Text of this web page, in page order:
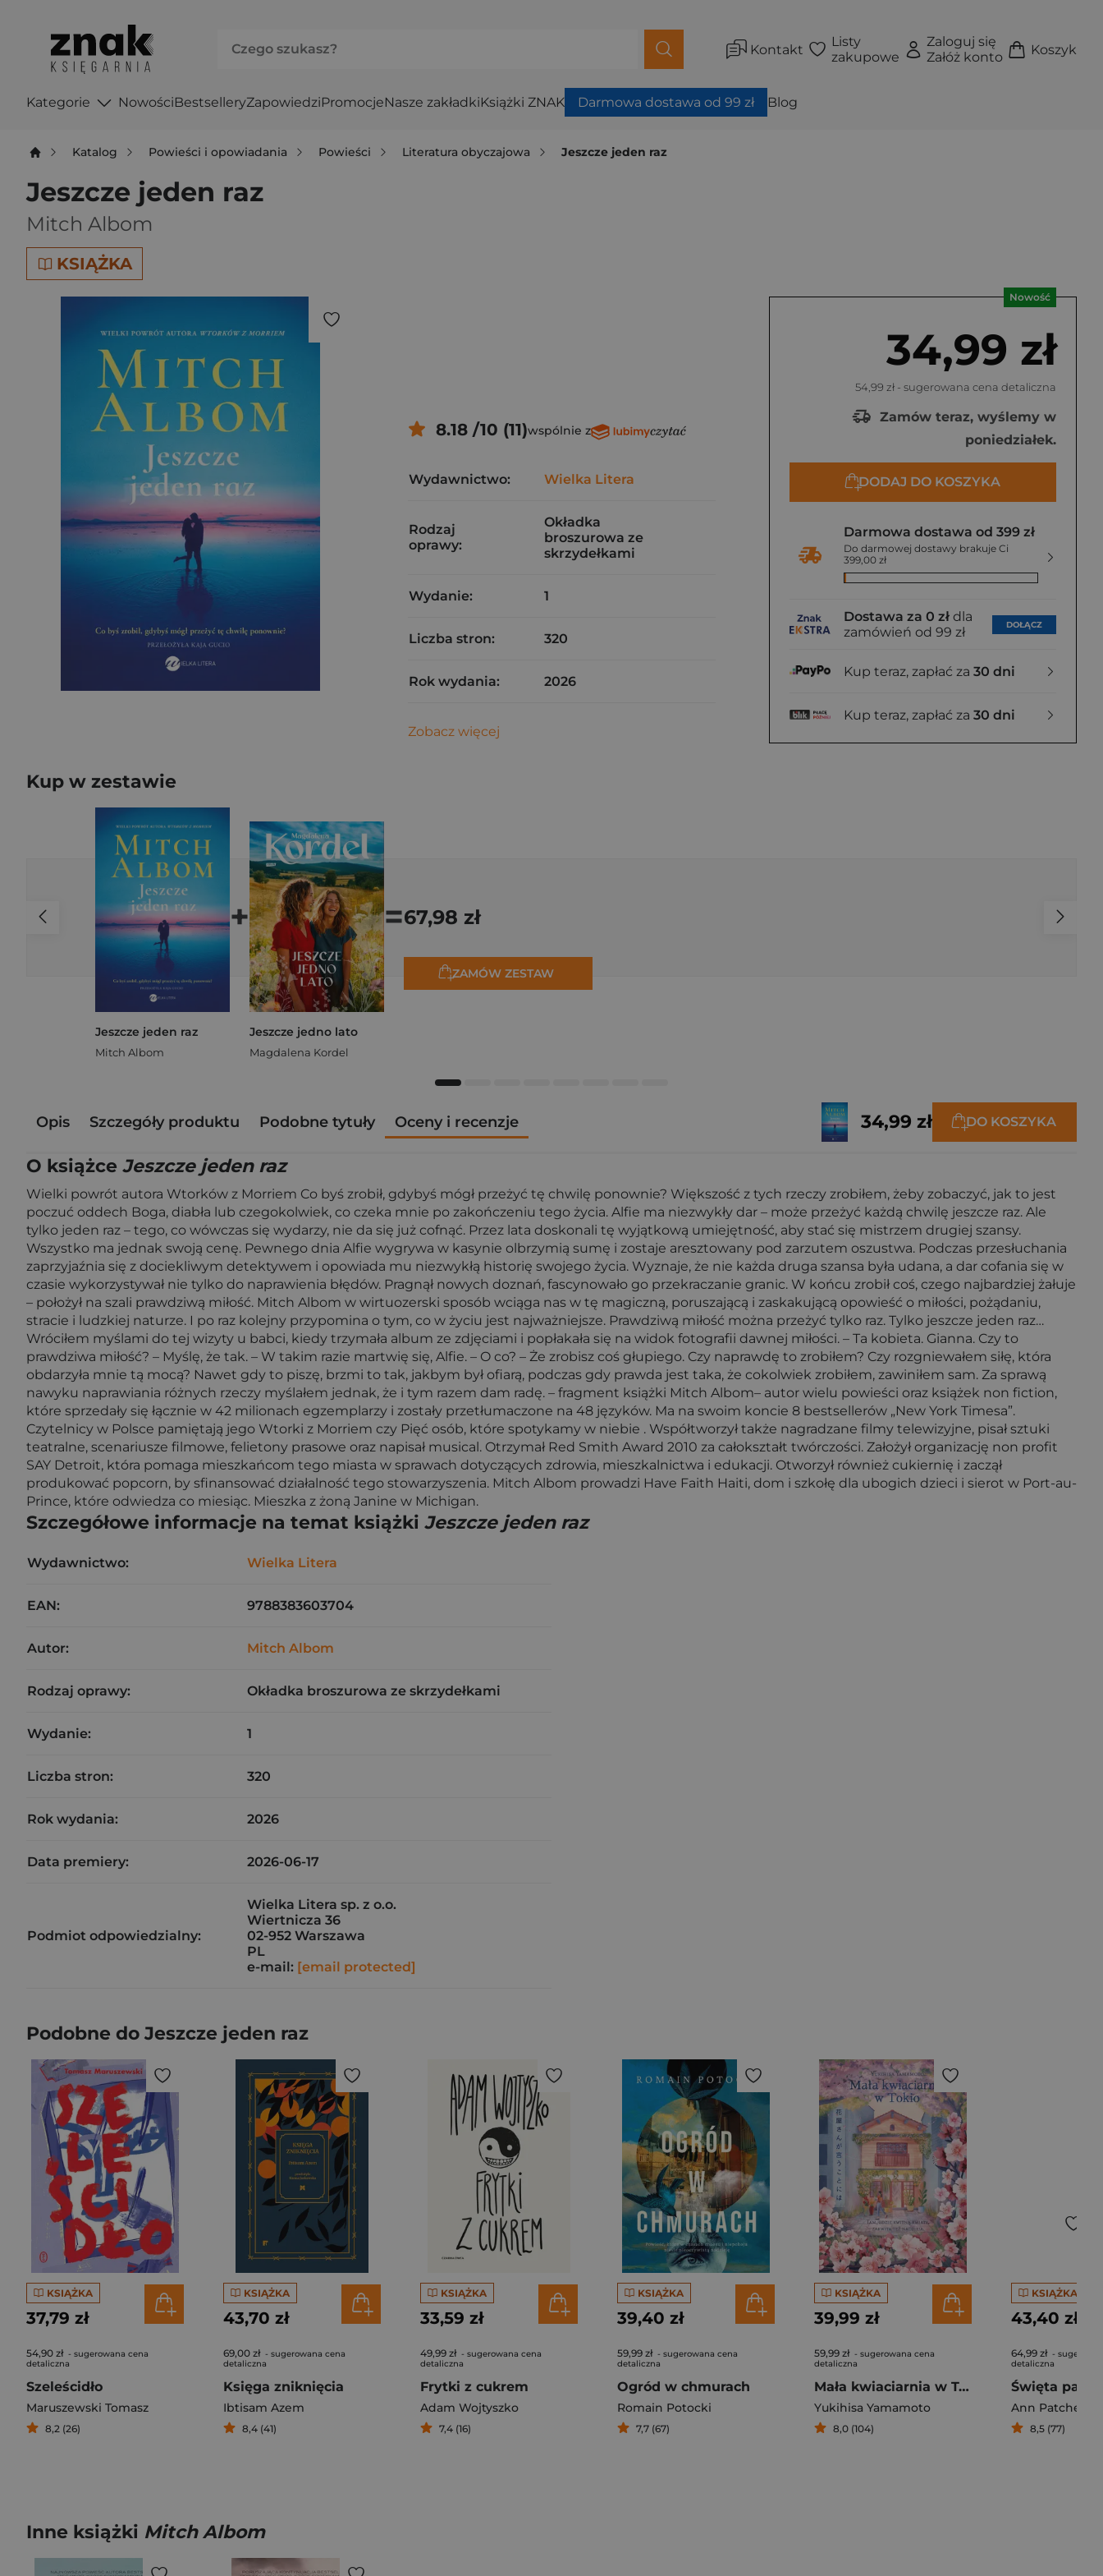
Kontakt
Listy
zakupowe
Zaloguj się
Załóż konto
Koszyk
Kategorie NowościBestselleryZapowiedziPromocjeNasze zakładkiKsiążki ZNAK Darmowa dostawa od 99 zł Blog
Katalog Powieści i opowiadania Powieści Literatura obyczajowa Jeszcze jeden raz
Jeszcze jeden raz
Mitch Albom
KSIĄŻKA
Nowość
34,99 zł
54,99 zł - sugerowana cena detaliczna
Zamów teraz, wyślemy w
poniedziałek.
DODAJ DO KOSZYKA
Darmowa dostawa od 399 zł
Do darmowej dostawy brakuje Ci
399,00 zł
Dostawa za 0 zł dla
zamówień od 99 zł
DOŁĄCZ
Kup teraz, zapłać za 30 dni
Kup teraz, zapłać za 30 dni
8.18 /10 (11)wspólnie z
Wydawnictwo: Wielka Litera
Rodzaj
oprawy:
Okładka
broszurowa ze
skrzydełkami
Wydanie: 1
Liczba stron: 320
Rok wydania: 2026
Zobacz więcej
Kup w zestawie
Jeszcze jeden raz
Mitch Albom
+
Jeszcze jedno lato
Magdalena Kordel
=67,98 zł
ZAMÓW ZESTAW
Opis Szczegóły produktu Podobne tytuły Oceny i recenzje 34,99 zł DO KOSZYKA
O książce Jeszcze jeden raz
Wielki powrót autora Wtorków z Morriem Co byś zrobił, gdybyś mógł przeżyć tę chwilę ponownie? Większość z tych rzeczy zrobiłem, żeby zobaczyć, jak to jest
poczuć oddech Boga, diabła lub czegokolwiek, co czeka mnie po zakończeniu tego życia. Alfie ma niezwykły dar – może przeżyć każdą chwilę jeszcze raz. Ale
tylko jeden raz – tego, co wówczas się wydarzy, nie da się już cofnąć. Przez lata doskonali tę wyjątkową umiejętność, aby stać się mistrzem drugiej szansy.
Wszystko ma jednak swoją cenę. Pewnego dnia Alfie wygrywa w kasynie olbrzymią sumę i zostaje aresztowany pod zarzutem oszustwa. Podczas przesłuchania
zaprzyjaźnia się z dociekliwym detektywem i opowiada mu niezwykłą historię swojego życia. Wyznaje, że nie każda druga szansa była udana, a dar cofania się w
czasie wykorzystywał nie tylko do naprawienia błędów. Pragnął nowych doznań, fascynowało go przekraczanie granic. W końcu zrobił coś, czego najbardziej żałuje
– położył na szali prawdziwą miłość. Mitch Albom w wirtuozerski sposób wciąga nas w tę magiczną, poruszającą i zaskakującą opowieść o miłości, pożądaniu,
stracie i ludzkiej naturze. I po raz kolejny przypomina o tym, co w życiu jest najważniejsze. Prawdziwą miłość można przeżyć tylko raz. Tylko jeszcze jeden raz…
Wróciłem myślami do tej wizyty u babci, kiedy trzymała album ze zdjęciami i popłakała się na widok fotografii dawnej miłości. – Ta kobieta. Gianna. Czy to
prawdziwa miłość? – Myślę, że tak. – W takim razie martwię się, Alfie. – O co? – Że zrobisz coś głupiego. Czy naprawdę to zrobiłem? Czy rozgniewałem siłę, która
obdarzyła mnie tą mocą? Nawet gdy to piszę, brzmi to tak, jakbym był ofiarą, podczas gdy prawda jest taka, że cokolwiek zrobiłem, zawiniłem sam. Za sprawą
nawyku naprawiania różnych rzeczy myślałem jednak, że i tym razem dam radę. – fragment książki Mitch Albom– autor wielu powieści oraz książek non fiction,
które sprzedały się łącznie w 42 milionach egzemplarzy i zostały przetłumaczone na 48 języków. Ma na swoim koncie 8 bestsellerów „New York Timesa”.
Czytelnicy w Polsce pamiętają jego Wtorki z Morriem czy Pięć osób, które spotykamy w niebie . Współtworzył także nagradzane filmy telewizyjne, pisał sztuki
teatralne, scenariusze filmowe, felietony prasowe oraz napisał musical. Otrzymał Red Smith Award 2010 za całokształt twórczości. Założył organizację non profit
SAY Detroit, która pomaga mieszkańcom tego miasta w sprawach dotyczących zdrowia, mieszkalnictwa i edukacji. Otworzył również cukiernię i zaczął
produkować popcorn, by sfinansować działalność tego stowarzyszenia. Mitch Albom prowadzi Have Faith Haiti, dom i szkołę dla ubogich dzieci i sierot w Port-au-
Prince, które odwiedza co miesiąc. Mieszka z żoną Janine w Michigan.
Szczegółowe informacje na temat książki Jeszcze jeden raz
Wydawnictwo: Wielka Litera
EAN: 9788383603704
Autor: Mitch Albom
Rodzaj oprawy: Okładka broszurowa ze skrzydełkami
Wydanie: 1
Liczba stron: 320
Rok wydania: 2026
Data premiery: 2026-06-17
Podmiot odpowiedzialny:
Wielka Litera sp. z o.o.
Wiertnicza 36
02-952 Warszawa
PL
e-mail: [email protected]
Podobne do Jeszcze jeden raz
KSIĄŻKA
37,79 zł
54,90 zł - sugerowana cena
detaliczna
Szeleścidło
Maruszewski Tomasz
8,2 (26)
KSIĄŻKA
43,70 zł
69,00 zł - sugerowana cena
detaliczna
Księga zniknięcia
Ibtisam Azem
8,4 (41)
KSIĄŻKA
33,59 zł
49,99 zł - sugerowana cena
detaliczna
Frytki z cukrem
Adam Wojtyszko
7,4 (16)
KSIĄŻKA
39,40 zł
59,99 zł - sugerowana cena
detaliczna
Ogród w chmurach
Romain Potocki
7,7 (67)
KSIĄŻKA
39,99 zł
59,99 zł - sugerowana cena
detaliczna
Mała kwiaciarnia w Tokio
Yukihisa Yamamoto
8,0 (104)
KSIĄŻKA
43,40 zł
64,99 zł -
detaliczna
Ann Patchett
8,5 (77)
Inne książki Mitch Albom